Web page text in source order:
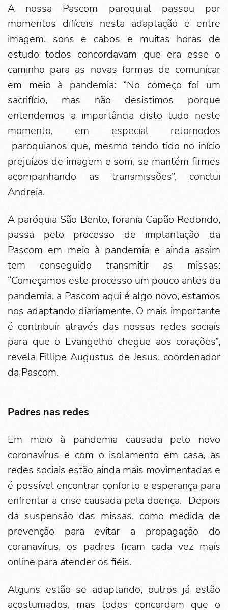
A nossa Pascom paroquial passou por
momentos difíceis nesta adaptação e entre
imagem, sons e cabos e muitas horas de
estudo todos concordavam que era esse o
caminho para as novas formas de comunicar
em meio à pandemia: “No começo foi um
sacrifício, mas não desistimos porque
entendemos a importância disto tudo neste
momento, em especial retornodos
paroquianos que, mesmo tendo tido no início
prejuízos de imagem e som, se mantém firmes
acompanhando as transmissões”, conclui
Andreia.
A paróquia São Bento, forania Capão Redondo,
passa pelo processo de implantação da
Pascom em meio à pandemia e ainda assim
tem conseguido transmitir as missas:
“Começamos este processo um pouco antes da
pandemia, a Pascom aqui é algo novo, estamos
nos adaptando diariamente. O mais importante
é contribuir através das nossas redes sociais
para que o Evangelho chegue aos corações”,
revela Fillipe Augustus de Jesus, coordenador
da Pascom.
Padres nas redes
Em meio à pandemia causada pelo novo
coronavírus e com o isolamento em casa, as
redes sociais estão ainda mais movimentadas e
é possível encontrar conforto e esperança para
enfrentar a crise causada pela doença. Depois
da suspensão das missas, como medida de
prevenção para evitar a propagação do
coranavírus, os padres ficam cada vez mais
online para atender os fiéis.
Alguns estão se adaptando, outros já estão
acostumados, mas todos concordam que o